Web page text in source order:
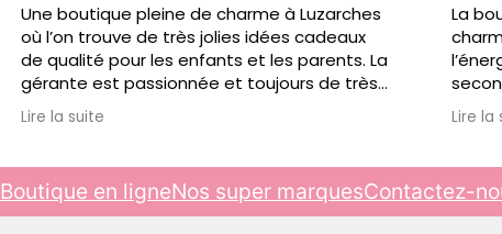
Une boutique pleine de charme à Luzarches
où l’on trouve de très jolies idées cadeaux
de qualité pour les enfants et les parents. La
gérante est passionnée et toujours de très
bon conseil. C’est toujours un plaisir d’y
passer, je recommande !!!
Lire la suite
La
que
Au
a des
Bref
lieu
Lire la
Boutique en ligneNos super marquesContactez-